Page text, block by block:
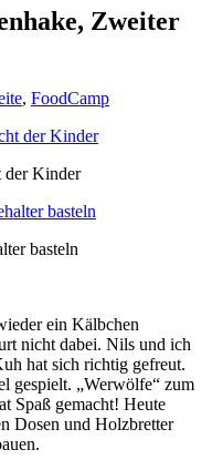
Zweiter
, FoodCamp
der Kinder
basteln
ein Kälbchen
nicht dabei. Nils und ich
hat sich richtig gefreut.
gespielt. „Werwölfe“ zum
Spaß gemacht! Heute
Dosen und Holzbretter